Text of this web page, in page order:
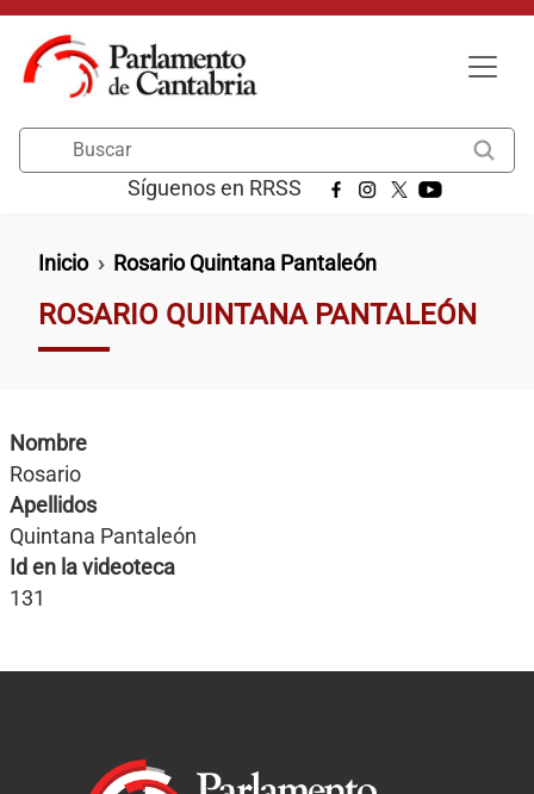
Pasar al contenido principal
Síguenos en RRSS
Ruta de navegación
Inicio Rosario Quintana Pantaleón
ROSARIO QUINTANA PANTALEÓN
Nombre
Rosario
Apellidos
Quintana Pantaleón
Id en la videoteca
131